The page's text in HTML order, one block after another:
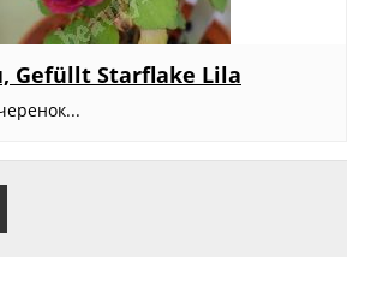
Gefüllt Starflake Lila